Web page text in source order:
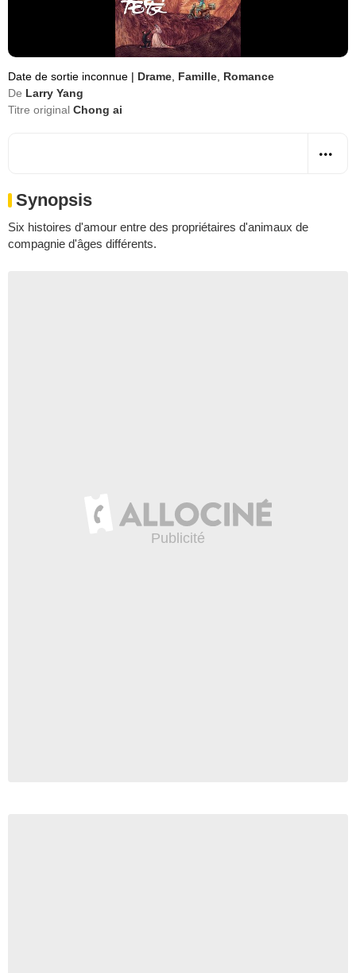
Date de sortie inconnue | Drame Famille Romance
De Larry Yang
Titre original Chong ai
Synopsis
Six histoires d'amour entre des propriétaires d'animaux de
compagnie d'âges différents.